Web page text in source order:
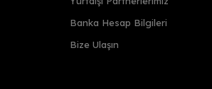
Banka Hesap Bilgileri
Bize Ulaşın